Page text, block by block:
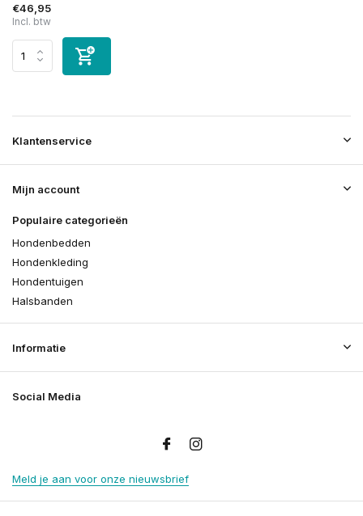
€46,95
Incl. btw
Klantenservice
Mijn account
Populaire categorieën
Hondenbedden
Hondenkleding
Hondentuigen
Halsbanden
Informatie
Social Media
Meld je aan voor onze nieuwsbrief